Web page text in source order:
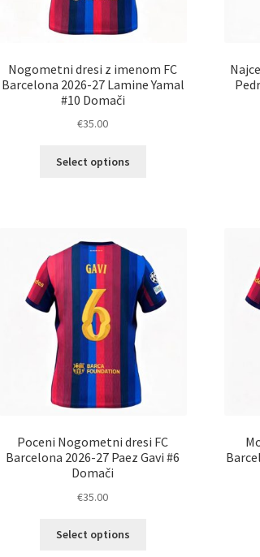
Nogometni dresi z imenom FC
Barcelona 2026-27 Lamine Yamal
#10 Domači
€35.00
Select options
lahko
izberete
na
strani
Poceni Nogometni dresi FC
Barcelona 2026-27 Paez Gavi #6
Domači
€35.00
Select options